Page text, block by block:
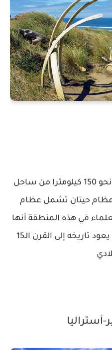
تقع هذه المنطقة على بعد نحو 150 كيلومترا من ساحل
عظام حيتان تشمل عظام
في هذه المنطقة أنها
عبارة عن مكان عبادة قديم يعود تاريخه إلى القرن الـ15
أستراليا